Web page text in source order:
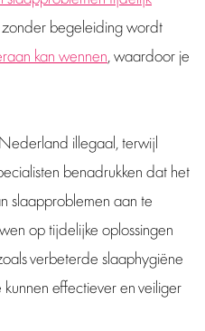
zonder begeleiding wordt
kan wennen , waardoor je
illegaal, terwijl
benadrukken dat het
slaapproblemen aan te
op tijdelijke oplossingen
verbeterde slaaphygiëne
effectiever en veiliger